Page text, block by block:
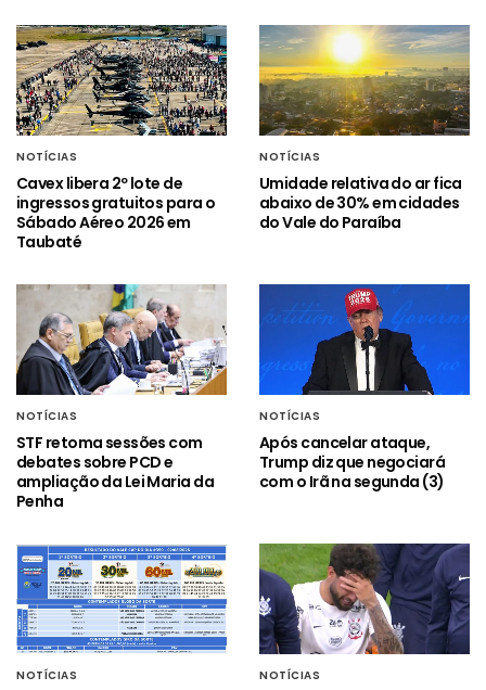
NOTÍCIAS
Cavex libera 2º lote de
ingressos gratuitos para o
Sábado Aéreo 2026 em
Taubaté
NOTÍCIAS
Umidade relativa do ar fica
abaixo de 30% em cidades
do Vale do Paraíba
NOTÍCIAS
STF retoma sessões com
debates sobre PCD e
ampliação da Lei Maria da
Penha
NOTÍCIAS
Após cancelar ataque,
Trump diz que negociará
com o Irã na segunda (3)
NOTÍCIAS NOTÍCIAS